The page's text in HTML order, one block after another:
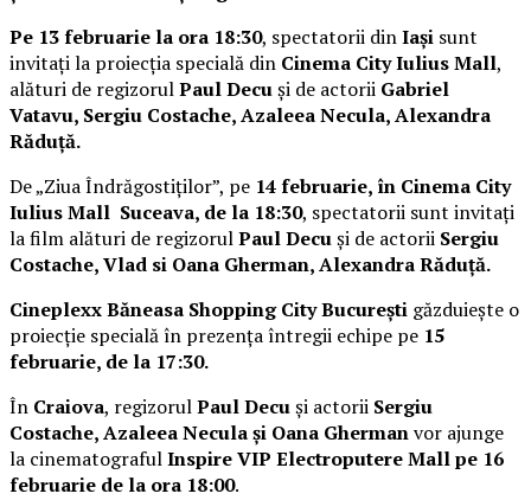
Pe 13 februarie la ora 18:30, spectatorii dinIași sunt
invitați la proiecția specială din Cinema City Iulius Mall,
alături de regizorulPaul Decuși de actorii Gabriel
Vatavu, Sergiu Costache, Azaleea Necula, Alexandra
Răduță.
De „Ziua Îndrăgostiților”, pe 14 februarie, în Cinema City
Iulius Mall Suceava, de la 18:30, spectatorii sunt invitați
la film alături de regizorulPaul Decuși de actorii Sergiu
Costache, Vlad si Oana Gherman, Alexandra Răduță.
Cineplexx Băneasa Shopping City București găzduiește o
proiecție specială în prezența întregii echipe pe 15
februarie, de la 17:30.
În Craiova, regizorulPaul Decuși actorii Sergiu
Costache, Azaleea Necula și Oana Ghermanvor ajunge
la cinematografulInspire VIP Electroputere Mall pe 16
februarie de la ora 18:00.